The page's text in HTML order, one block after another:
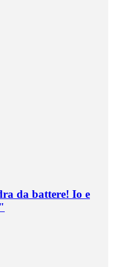
da battere! Io e